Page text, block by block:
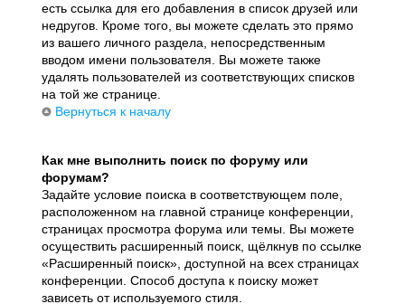
есть ссылка для его добавления в список друзей или
недругов. Кроме того, вы можете сделать это прямо
из вашего личного раздела, непосредственным
вводом имени пользователя. Вы можете также
удалять пользователей из соответствующих списков
на той же странице.
Вернуться к началу
Как мне выполнить поиск по форуму или
форумам?
Задайте условие поиска в соответствующем поле,
расположенном на главной странице конференции,
страницах просмотра форума или темы. Вы можете
осуществить расширенный поиск, щёлкнув по ссылке
«Расширенный поиск», доступной на всех страницах
конференции. Способ доступа к поиску может
зависеть от используемого стиля.